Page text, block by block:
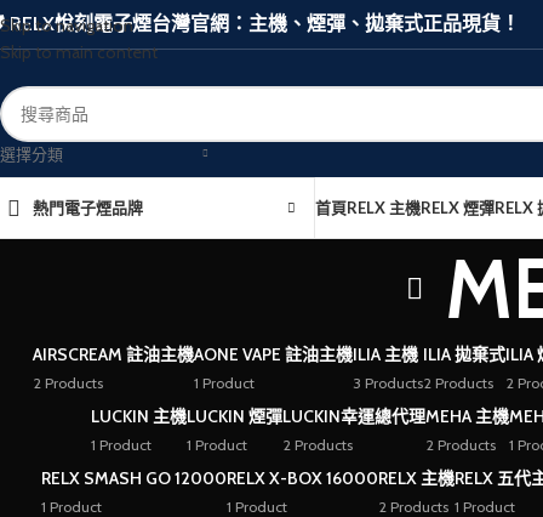
Skip to navigation
Skip to main content
RELX悅刻電子煙台灣官網：主機、煙彈、拋棄式正品現貨！
選擇分類
熱門電子煙品牌 首頁RELX 主機RELX 煙彈RELX
AIRSCREAM 註油主機
2 Products
AONE VAPE 註油主機
1 Product
ILIA 主機
3 Products
ILIA 拋棄式
2 Products
ILIA
2
LUCKIN 主機
1 Product
LUCKIN 煙彈
1 Product
LUCKIN幸運總代理
2 Products
MEHA 主機
2 Products 1
RELX SMASH GO 12000
1 Product
RELX X-BOX 16000
1 Product
RELX 主機
2 Products
RELX 五代
1 Product